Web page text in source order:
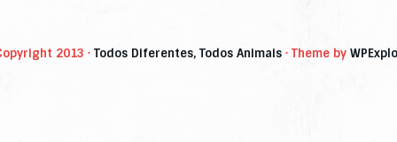
2013 · Todos Diferentes, Todos Animais· Theme by